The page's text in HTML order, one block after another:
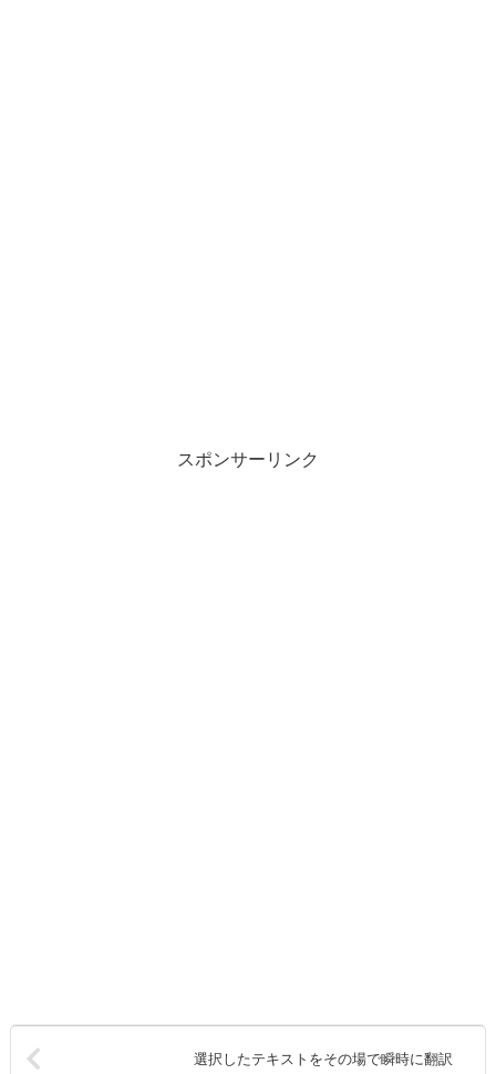
スポンサーリンク
選択したテキストをその場で瞬時に翻訳